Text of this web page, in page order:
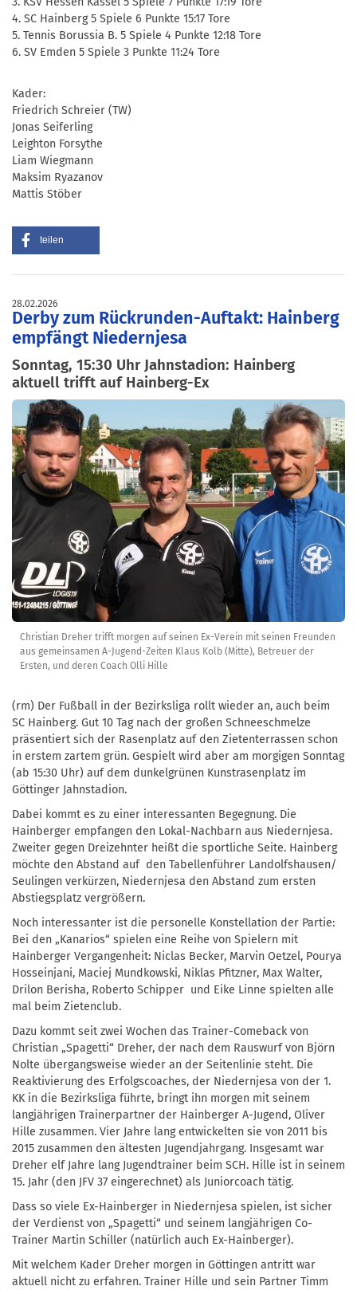
4. SC Hainberg 5 Spiele 6 Punkte 15:17 Tore
5. Tennis Borussia B. 5 Spiele 4 Punkte 12:18 Tore
6. SV Emden 5 Spiele 3 Punkte 11:24 Tore
Kader:
Friedrich Schreier (TW)
Jonas Seiferling
Leighton Forsythe
Liam Wiegmann
Maksim Ryazanov
Mattis Stöber
teilen
28.02.2026
Derby zum Rückrunden-Auftakt: Hainberg
empfängt Niedernjesa
Sonntag, 15:30 Uhr Jahnstadion: Hainberg
aktuell trifft auf Hainberg-Ex
Christian Dreher trifft morgen auf seinen Ex-Verein mit seinen Freunden
aus gemeinsamen A-Jugend-Zeiten Klaus Kolb (Mitte), Betreuer der
Ersten, und deren Coach Olli Hille
(rm) Der Fußball in der Bezirksliga rollt wieder an, auch beim
SC Hainberg. Gut 10 Tag nach der großen Schneeschmelze
präsentiert sich der Rasenplatz auf den Zietenterrassen schon
in erstem zartem grün. Gespielt wird aber am morgigen Sonntag
(ab 15:30 Uhr) auf dem dunkelgrünen Kunstrasenplatz im
Göttinger Jahnstadion.
Dabei kommt es zu einer interessanten Begegnung. Die
Hainberger empfangen den Lokal-Nachbarn aus Niedernjesa.
Zweiter gegen Dreizehnter heißt die sportliche Seite. Hainberg
möchte den Abstand auf den Tabellenführer Landolfshausen/
Seulingen verkürzen, Niedernjesa den Abstand zum ersten
Abstiegsplatz vergrößern.
Noch interessanter ist die personelle Konstellation der Partie:
Bei den „Kanarios“ spielen eine Reihe von Spielern mit
Hainberger Vergangenheit: Niclas Becker, Marvin Oetzel, Pourya
Hosseinjani, Maciej Mundkowski, Niklas Pfitzner, Max Walter,
Drilon Berisha, Roberto Schipper und Eike Linne spielten alle
mal beim Zietenclub.
Dazu kommt seit zwei Wochen das Trainer-Comeback von
Christian „Spagetti“ Dreher, der nach dem Rauswurf von Björn
Nolte übergangsweise wieder an der Seitenlinie steht. Die
Reaktivierung des Erfolgscoaches, der Niedernjesa von der 1.
KK in die Bezirksliga führte, bringt ihn morgen mit seinem
langjährigen Trainerpartner der Hainberger A-Jugend, Oliver
Hille zusammen. Vier Jahre lang entwickelten sie von 2011 bis
2015 zusammen den ältesten Jugendjahrgang. Insgesamt war
Dreher elf Jahre lang Jugendtrainer beim SCH. Hille ist in seinem
15. Jahr (den JFV 37 eingerechnet) als Juniorcoach tätig.
Dass so viele Ex-Hainberger in Niedernjesa spielen, ist sicher
der Verdienst von „Spagetti“ und seinem langjährigen Co-
Trainer Martin Schiller (natürlich auch Ex-Hainberger).
Mit welchem Kader Dreher morgen in Göttingen antritt war
aktuell nicht zu erfahren. Trainer Hille und sein Partner Timm